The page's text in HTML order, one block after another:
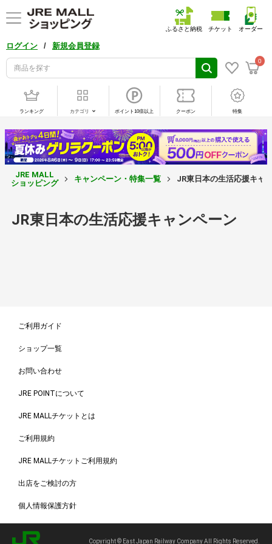
ログイン / 新規会員登録
0
ふるさと納税 チケット オーダー
ランキング カテゴリ ポイント10倍以上 クーポン 特集
JRE MALL
ショッピング
キャンペーン・特集一覧 JR東日本の生活応援キャ
JR東日本の生活応援キャンペーン
ご利用ガイド
ショップ一覧
お問い合わせ
JRE POINTについて
JRE MALLチケットとは
ご利用規約
JRE MALLチケットご利用規約
出店をご検討の方
個人情報保護方針
Copyright © East Japan Railway Company All Rights Reserved.